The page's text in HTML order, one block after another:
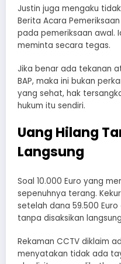
Justin juga mengaku
Berita Acara
pada pemeriksaan awal.
meminta secara tegas.
Jika benar ada tekanan
BAP, maka ini bukan
yang sehat, hak
hukum itu sendiri.
Uang Hilang
Langsung
Soal 10.000 Euro yang
sepenuhnya terang.
setelah dana 59.500
tanpa disaksikan
Rekaman CCTV diklaim
menyatakan tidak ada